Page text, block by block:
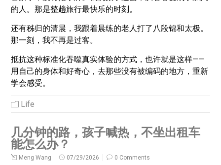
的人。那是整趟旅行最快乐的时刻。
还有秭归的清晨，我跟着晨练的老人打了八段锦和太极。
那一刻，我不再是过客。
抵抗这种标准化吞噬真实体验的方式，也许就是这样——
用自己的身体和好奇心，去那些没有被编码的地方，重新
学会感受。
Life
几分钟的路，孩子喊热，不坐出租车
能怎么办？
Meng Wang 07/29/2026 0 Comments